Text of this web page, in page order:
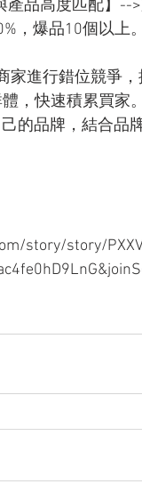
品高度匹配】--
，爆品10個以上。
家進行錯位競爭
，快速積累買家
的品牌，結合品
story/story/